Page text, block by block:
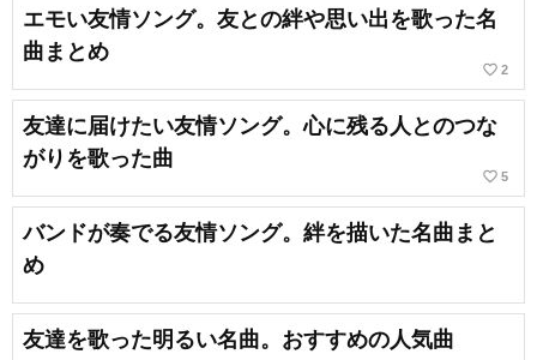
エモい友情ソング。友との絆や思い出を歌った名
曲まとめ
favorite_border 2
友達に届けたい友情ソング。心に残る人とのつな
がりを歌った曲
favorite_border 5
バンドが奏でる友情ソング。絆を描いた名曲まと
め
友達を歌った明るい名曲。おすすめの人気曲